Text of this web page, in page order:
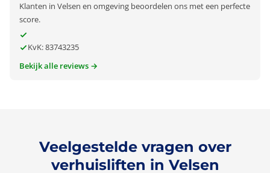
Klanten in Velsen en omgeving beoordelen ons met een perfecte
score.
KvK: 83743235
Bekijk alle reviews →
Veelgestelde vragen over
verhuisliften in Velsen